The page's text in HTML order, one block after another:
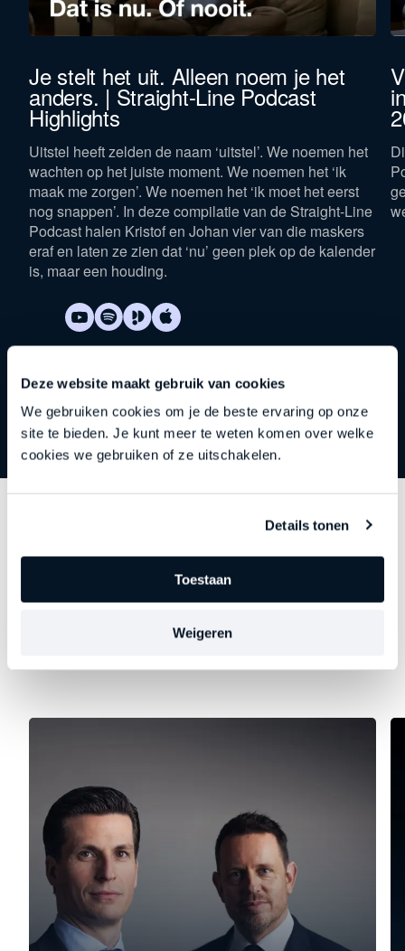
Deze website maakt gebruik van cookies
We gebruiken cookies om je de beste ervaring op onze
site te bieden. Je kunt meer te weten komen over welke
cookies we gebruiken of ze uitschakelen.
Details tonen
Toestaan
Weigeren
Je stelt het uit. Alleen noem je het
anders. | Straight-Line Podcast
Highlights
Uitstel heeft zelden de naam ‘uitstel’. We noemen het
wachten op het juiste moment. We noemen het ‘ik
maak me zorgen’. We noemen het ‘ik moet het eerst
nog snappen’. In deze compilatie van de Straight-Line
Podcast halen Kristof en Johan vier van die maskers
eraf en laten ze zien dat ‘nu’ geen plek op de kalender
is, maar een houding.
andere series
Elke aflevering gaat dieper in op een belangrijk
thema. Precies op het moment dat leiderschap begint
te verslappen, stagneert of vastloopt. Kies je focus.